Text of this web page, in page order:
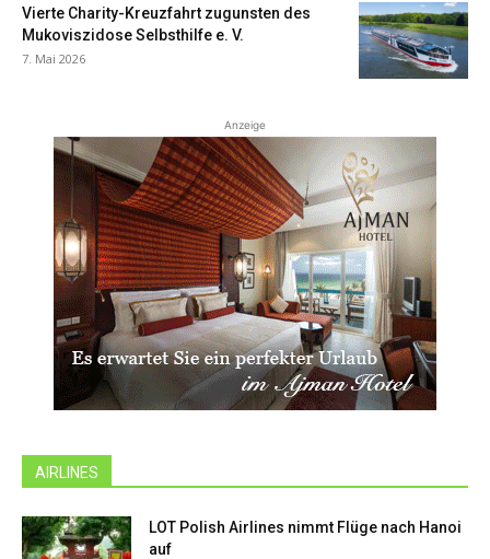
Vierte Charity-Kreuzfahrt zugunsten des
Mukoviszidose Selbsthilfe e. V.
7. Mai 2026
Anzeige
AIRLINES
LOT Polish Airlines nimmt Flüge nach Hanoi
auf